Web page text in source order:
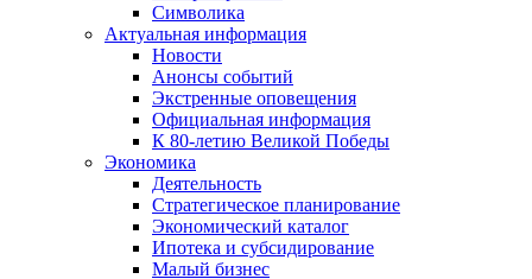
Символика
Актуальная информация
Новости
Анонсы событий
Экстренные оповещения
Официальная информация
К 80-летию Великой Победы
Экономика
Деятельность
Стратегическое планирование
Экономический каталог
Ипотека и субсидирование
Малый бизнес